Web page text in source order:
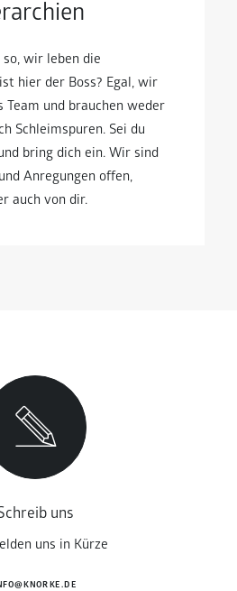
wir leben die
hier der Boss? Egal, wir
Team und brauchen weder
Schleimspuren. Sei du
bring dich ein. Wir sind
Anregungen offen,
auch von dir.
uns
uns in Kürze